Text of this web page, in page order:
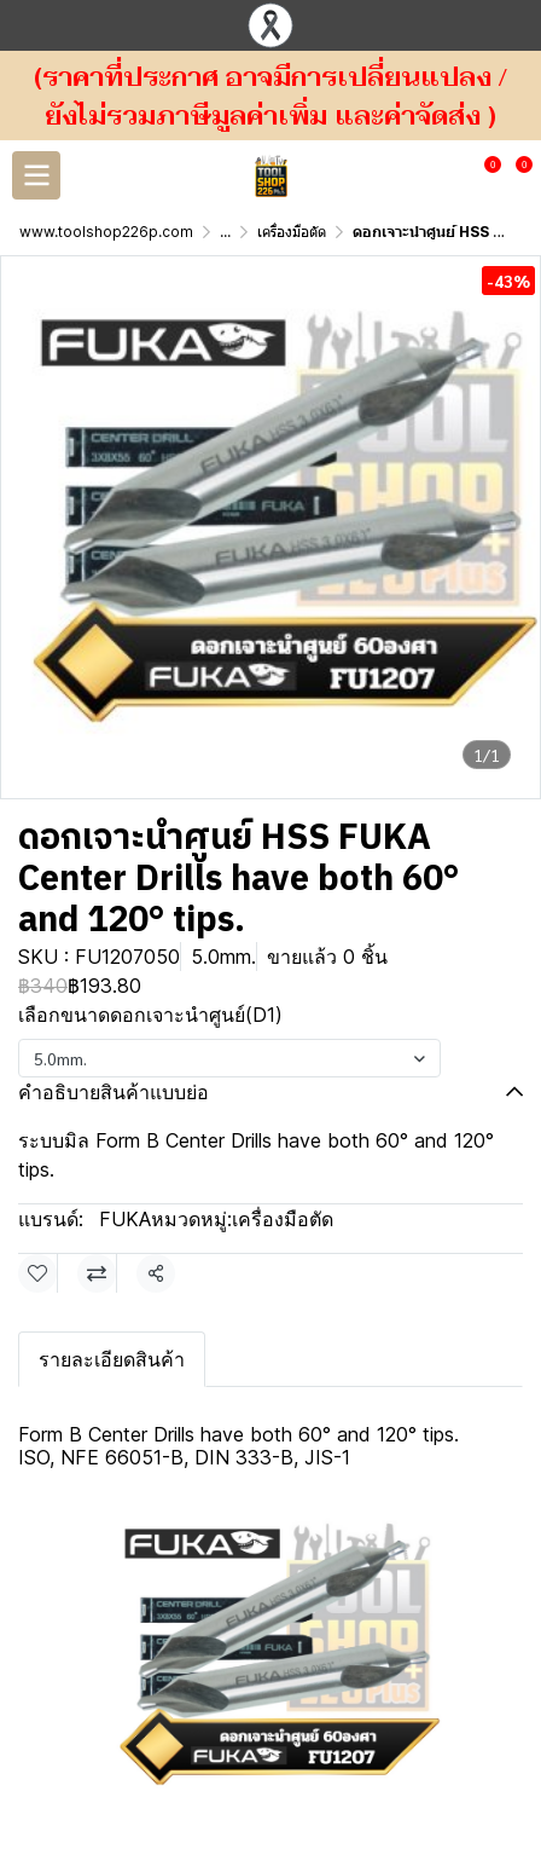
(ราคาที่ประกาศ อาจมีการเปลี่ยนแปลง /
ยังไม่รวมภาษีมูลค่าเพิ่ม และค่าจัดส่ง )
0 0
www.toolshop226p.com ... เครื่องมือตัด ดอกเจาะนำศูนย์ HSS FUKA Center Drills have both 60° and 120° tips.
1/1
-43%
ดอกเจาะนำศูนย์ HSS FUKA
Center Drills have both 60°
and 120° tips.
SKU : FU1207050 5.0mm. ขายแล้ว 0 ชิ้น
฿340฿193.80
เลือกขนาดดอกเจาะนำศูนย์(D1)
5.0mm.
คำอธิบายสินค้าแบบย่อ
ระบบมิล Form B Center Drills have both 60° and 120°
tips.
แบรนด์: FUKAหมวดหมู่:เครื่องมือตัด
แชร์
รายละเอียดสินค้า
Form B Center Drills have both 60° and 120° tips.
ISO, NFE 66051-B, DIN 333-B, JIS-1